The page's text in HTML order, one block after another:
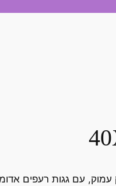
עמוק, עם גגות רעפים